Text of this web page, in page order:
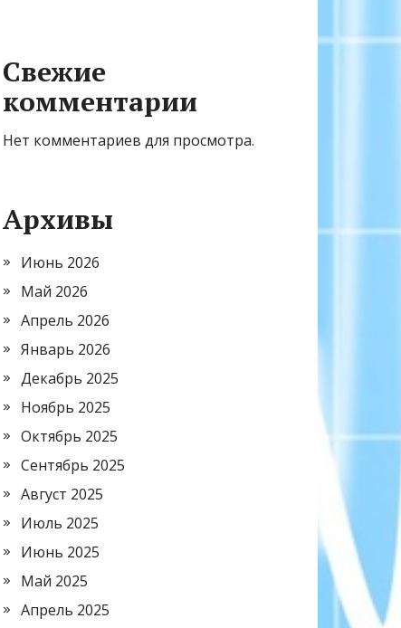
Свежие
комментарии
Нет комментариев для просмотра.
Архивы
Июнь 2026
Май 2026
Апрель 2026
Январь 2026
Декабрь 2025
Ноябрь 2025
Октябрь 2025
Сентябрь 2025
Август 2025
Июль 2025
Июнь 2025
Май 2025
Апрель 2025